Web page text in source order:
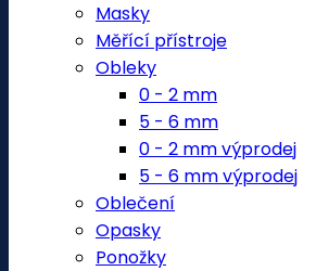
Masky
Měřící přístroje
Obleky
0 - 2 mm
5 - 6 mm
0 - 2 mm výprodej
5 - 6 mm výprodej
Oblečení
Opasky
Ponožky